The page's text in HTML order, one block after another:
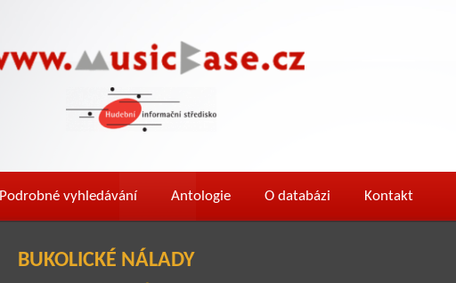
Podrobné vyhledávání Antologie O databázi Kontakt
BUKOLICKÉ NÁLADY